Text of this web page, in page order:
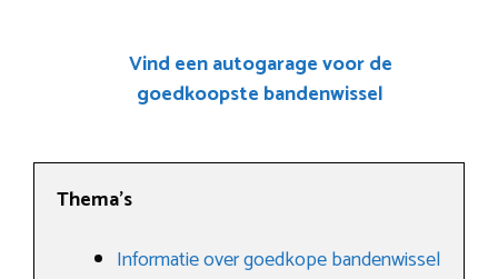
Vind een autogarage voor de
goedkoopste bandenwissel
Thema’s
Informatie over goedkope bandenwissel